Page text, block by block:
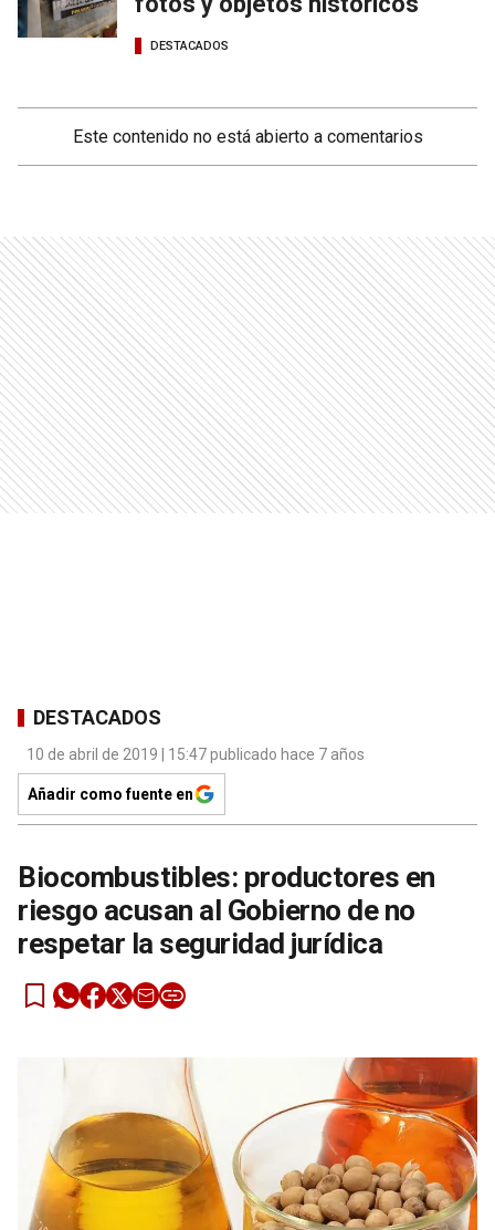
DESTACADOS
Este contenido no está abierto a comentarios
DESTACADOS
10 de abril de 2019 | 15:47 publicado hace 7 años
Añadir como fuente en
Biocombustibles: productores en
riesgo acusan al Gobierno de no
respetar la seguridad jurídica